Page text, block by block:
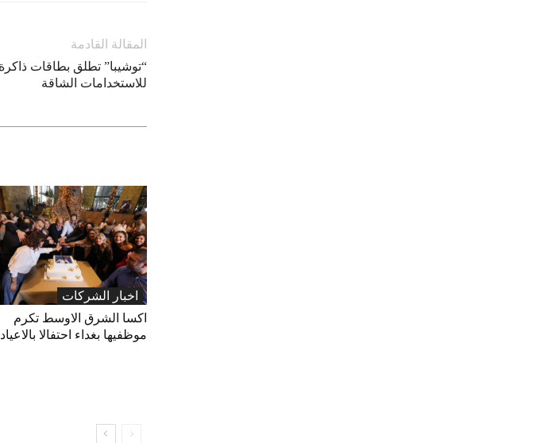
المقالة القادمة
للاستخدامات الشاقة​​​​​​​
اخبار الشركات
اكسا الشرق الاوسط تكرم
موظفيها بغداء احتفالا بالاعياد